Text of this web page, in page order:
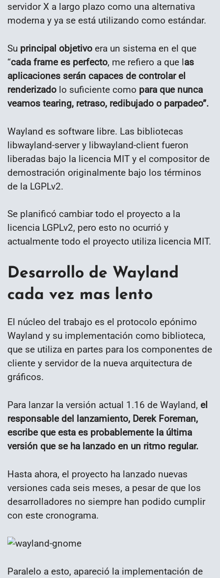
servidor X a largo plazo como una alternativa
moderna y ya se está utilizando como estándar.
Su principal objetivo era un sistema en el que
“cada frame es perfecto, me refiero a que las
aplicaciones serán capaces de controlar el
renderizado lo suficiente como para que nunca
veamos tearing, retraso, redibujado o parpadeo”.
Wayland es software libre. Las bibliotecas
libwayland-server y libwayland-client fueron
liberadas bajo la licencia MIT y el compositor de
demostración originalmente bajo los términos
de la LGPLv2.
Se planificó cambiar todo el proyecto a la
licencia LGPLv2, pero esto no ocurrió y
actualmente todo el proyecto utiliza licencia MIT.
Desarrollo de Wayland
cada vez mas lento
El núcleo del trabajo es el protocolo epónimo
Wayland y su implementación como biblioteca,
que se utiliza en partes para los componentes de
cliente y servidor de la nueva arquitectura de
gráficos.
Para lanzar la versión actual 1.16 de Wayland, el
responsable del lanzamiento, Derek Foreman,
escribe que esta es probablemente la última
versión que se ha lanzado en un ritmo regular.
Hasta ahora, el proyecto ha lanzado nuevas
versiones cada seis meses, a pesar de que los
desarrolladores no siempre han podido cumplir
con este cronograma.
Paralelo a esto, apareció la implementación de